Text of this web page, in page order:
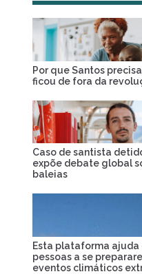
Por que Santos
ficou de fora da
Caso de santista
expõe debate global
baleias
Esta plataforma ajuda
pessoas a se
eventos climáticos